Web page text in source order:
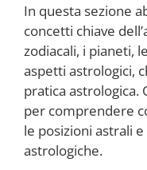
In questa sezione
concetti chiave
zodiacali, i pianeti,
aspetti astrologici,
pratica astrologica.
per comprendere
le posizioni astrali
astrologiche.